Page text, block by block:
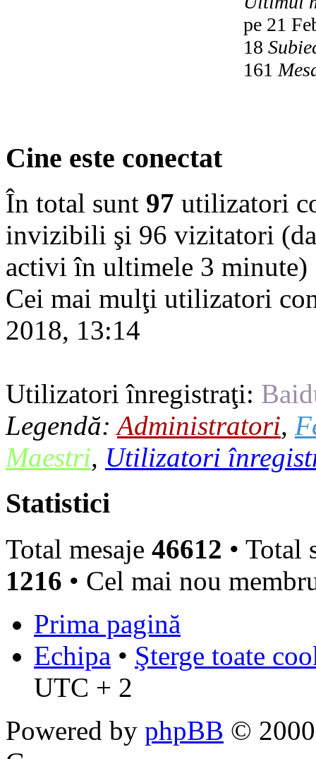
pe 21
18
161
Cine este conectat
În total sunt 97 utilizatori
invizibili şi 96 vizitatori
activi în ultimele 3 minute)
Cei mai mulţi utilizatori
2018, 13:14
Utilizatori înregistraţi:
Legendă:Administratori,
Maestri, Utilizatori
Statistici
Total mesaje 46612 • Total
1216 • Cel mai nou
Prima pagină
Echipa • Şterge toate
UTC + 2
Powered by phpBB ©